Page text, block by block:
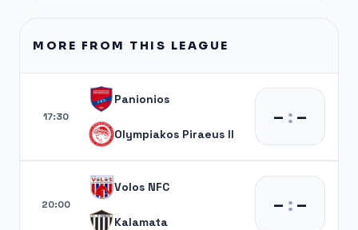
MORE FROM THIS LEAGUE
17:30
Panionios
Olympiakos Piraeus II
– :–
20:00
Volos NFC
Kalamata
– :–